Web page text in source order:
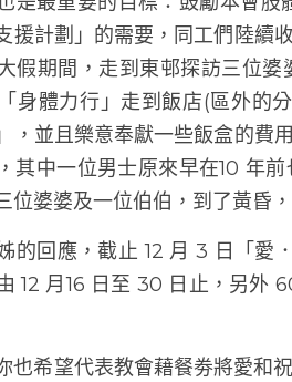
注，不過，在疫情之下，加上
起香港市民彼此守望相助，
是最重要的目標：鼓勵本會肢
援計劃」的需要，同工們陸
假期間，走到東邨探訪三位
身體力行」走到飯店(區外的
其中一位男士原來早在10 年
位婆婆及一位伯伯，到了黃昏